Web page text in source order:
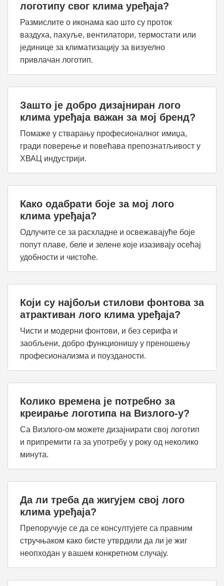
логотипу свог клима уређаја?
Размислите о иконама као што су проток
ваздуха, пахуље, вентилатори, термостати или
јединице за климатизацију за визуелно
привлачан логотип.
Зашто је добро дизајниран лого
клима уређаја важан за мој бренд?
Помаже у стварању професионалног имиџа,
гради поверење и повећава препознатљивост у
ХВАЦ индустрији.
Како одабрати боје за мој лого
клима уређаја?
Одлучите се за расхладне и освежавајуће боје
попут плаве, беле и зелене које изазивају осећај
удобности и чистоће.
Који су најбољи стилови фонтова за
атрактиван лого клима уређаја?
Чисти и модерни фонтови, и без серифа и
заобљени, добро функционишу у преношењу
професионализма и поузданости.
Колико времена је потребно за
креирање логотипа на Визлого-у?
Са Визлого-ом можете дизајнирати свој логотип
и припремити га за употребу у року од неколико
минута.
Да ли треба да жигујем свој лого
клима уређаја?
Препоручује се да се консултујете са правним
стручњаком како бисте утврдили да ли је жиг
неопходан у вашем конкретном случају.